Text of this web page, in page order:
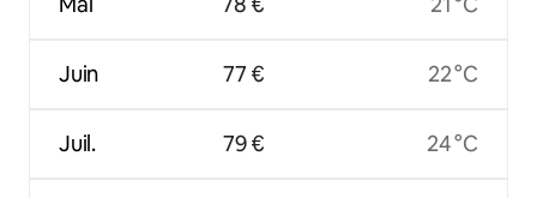
Juin
Juil.
77 €
79 €
22 °C
24 °C